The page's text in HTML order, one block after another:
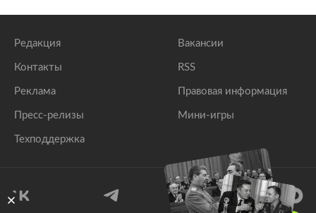
Редакция
Контакты
Реклама
Пресс-релизы
Техподдержка
Вакансии
RSS
Правовая информация
Мини-игры